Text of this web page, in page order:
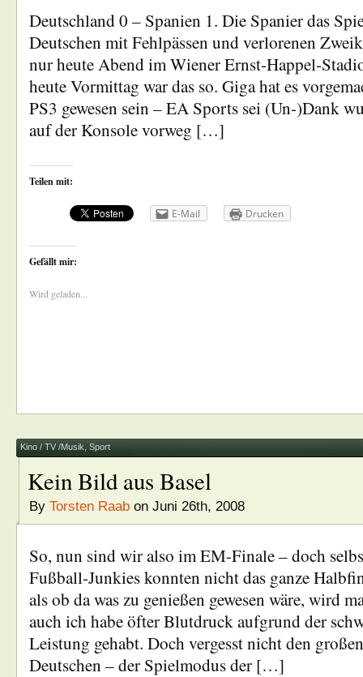
Deutschland 0 – Spanien 1. Die Spanier das
Deutschen mit Fehlpässen und verlorenen
nur heute Abend im Wiener Ernst-Happel-
heute Vormittag war das so. Giga hat es
PS3 gewesen sein – EA Sports sei (Un-)Dank
auf der Konsole vorweg […]
Teilen mit:
E-Mail Drucken
Gefällt mir:
Wird geladen...
Kino / TV /Musik Sport
Kein Bild aus Basel
By Torsten Raab on Juni 26th, 2008
So, nun sind wir also im EM-Finale – doch
Fußball-Junkies konnten nicht das ganze
als ob da was zu genießen gewesen wäre, wird
auch ich habe öfter Blutdruck aufgrund der
Leistung gehabt. Doch vergesst nicht den
Deutschen – der Spielmodus der […]